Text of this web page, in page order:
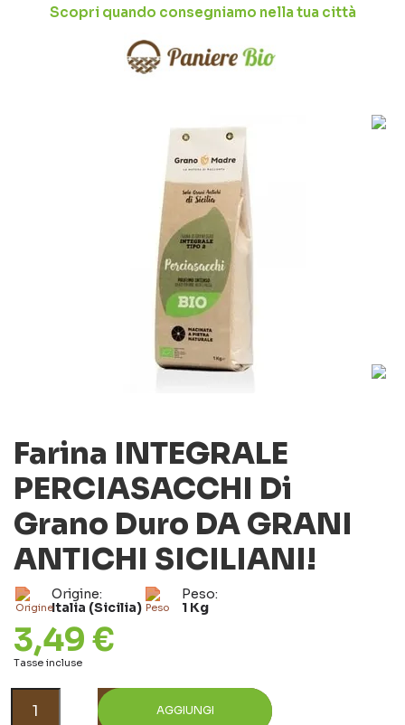
Scopri quando consegniamo nella tua città
Farina INTEGRALE
PERCIASACCHI Di
Grano Duro DA GRANI
ANTICHI SICILIANI!
Origine:
Italia (Sicilia)
Peso:
1 Kg
3,49 €
Tasse incluse
AGGIUNGI